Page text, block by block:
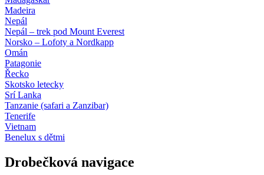
Madeira
Nepál
Nepál – trek pod Mount Everest
Norsko – Lofoty a Nordkapp
Omán
Patagonie
Řecko
Skotsko letecky
Srí Lanka
Tanzanie (safari a Zanzibar)
Tenerife
Vietnam
Benelux s dětmi
Drobečková navigace